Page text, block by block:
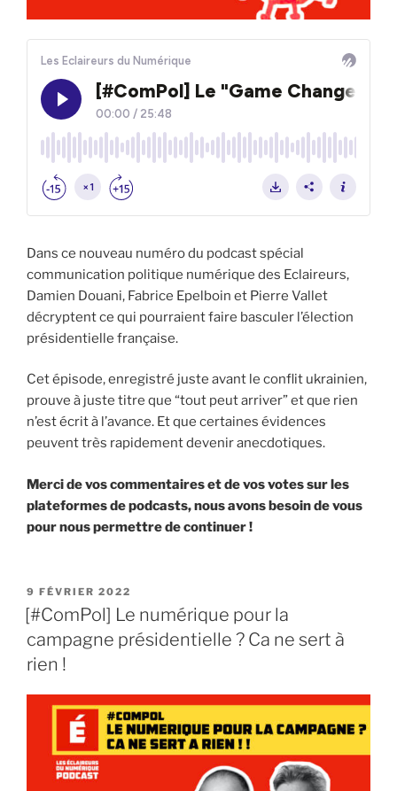
Dans ce nouveau numéro du podcast spécial
communication politique numérique des Eclaireurs,
Damien Douani, Fabrice Epelboin et Pierre Vallet
décryptent ce qui pourraient faire basculer l’élection
présidentielle française.
Cet épisode, enregistré juste avant le conflit ukrainien,
prouve à juste titre que “tout peut arriver” et que rien
n’est écrit à l’avance. Et que certaines évidences
peuvent très rapidement devenir anecdotiques.
Merci de vos commentaires et de vos votes sur les
plateformes de podcasts, nous avons besoin de vous
pour nous permettre de continuer !
PUBLIÉ
LE
9 FÉVRIER 2022
[#ComPol] Le numérique pour la
campagne présidentielle ? Ca ne sert à
rien !